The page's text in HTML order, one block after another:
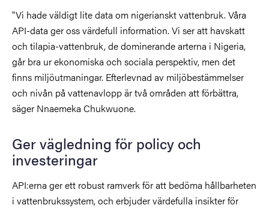
"Vi hade väldigt lite data om nigerianskt vattenbruk. Våra
API-data ger oss värdefull information. Vi ser att havskatt
och tilapia-vattenbruk, de dominerande arterna i Nigeria,
går bra ur ekonomiska och sociala perspektiv, men det
finns miljöutmaningar. Efterlevnad av miljöbestämmelser
och nivån på vattenavlopp är två områden att förbättra,
säger Nnaemeka Chukwuone.
Ger vägledning för policy och
investeringar
API:erna ger ett robust ramverk för att bedöma hållbarheten
i vattenbrukssystem, och erbjuder värdefulla insikter för